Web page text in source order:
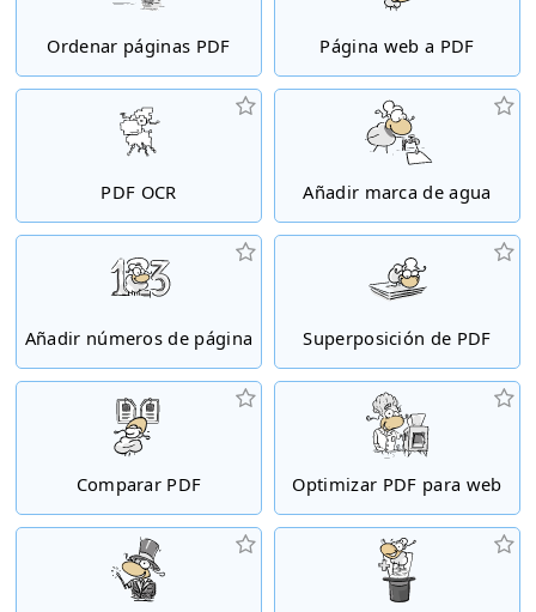
Ordenar páginas PDF Página web a PDF
PDF OCR Añadir marca de agua
Añadir números de página Superposición de PDF
Comparar PDF Optimizar PDF para web